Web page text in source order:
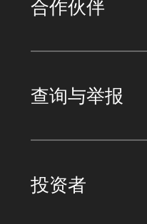
合作伙伴
查询与举报
投资者